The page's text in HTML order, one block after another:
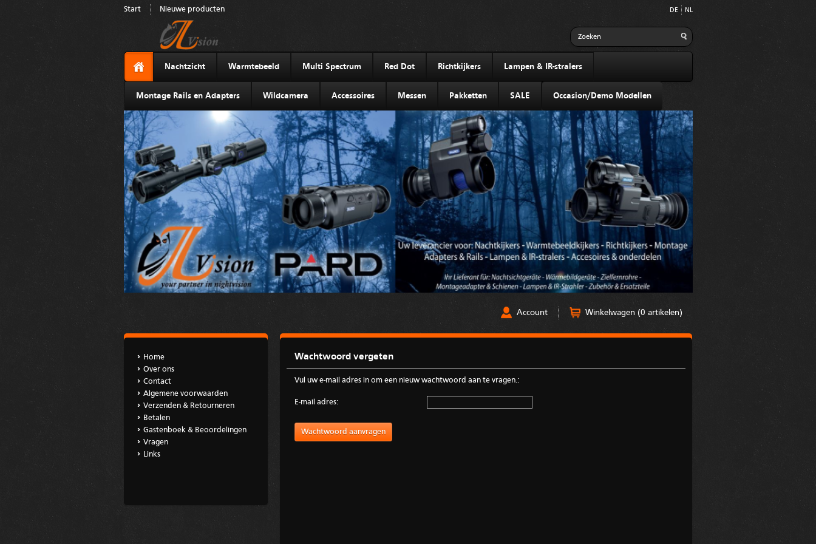
Start Nieuwe producten DE NL
Nachtzicht Warmtebeeld Multi Spectrum Red Dot Richtkijkers Lampen & IR-stralers
Montage Rails en Adapters Wildcamera Accessoires Messen Pakketten SALE Occasion/Demo Modellen
Account Winkelwagen (0 artikelen)
Home
Over ons
Contact
Algemene voorwaarden
Verzenden & Retourneren
Betalen
Gastenboek & Beoordelingen
Vragen
Links
Wachtwoord vergeten
Vul uw e-mail adres in om een nieuw wachtwoord aan te vragen.:
E-mail adres: